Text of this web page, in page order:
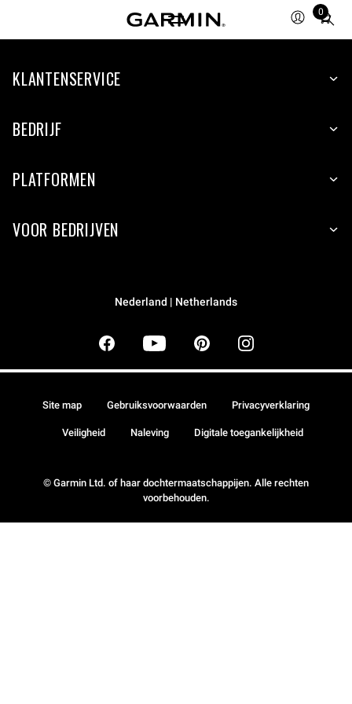
0
Total
items
cart:
KLANTENSERVICE
BEDRIJF
PLATFORMEN
VOOR BEDRIJVEN
Nederland | Netherlands
© Garmin Ltd. of haar dochtermaatschappijen. Alle rechten
voorbehouden.
Site map Gebruiksvoorwaarden Privacyverklaring
Veiligheid Naleving Digitale toegankelijkheid